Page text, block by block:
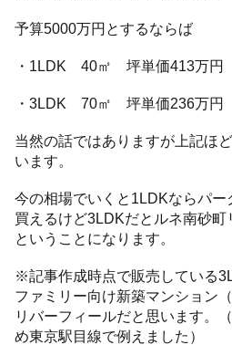
予算5000万円とするならば
・1LDK 40㎡ 坪単価413万円
・3LDK 70㎡ 坪単価236万円
当然の話ではありますが上記ほ
います。
今の相場でいくと1LDKならパ
買えるけど3LDKだとルネ南砂
ということになります。
※記事作成時点で販売している
ファミリー向け新築マンション
リバーフィールだと思います。
め東京駅目線で例えました）